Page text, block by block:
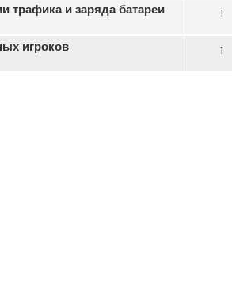
трафика и заряда батареи 1
игроков 1